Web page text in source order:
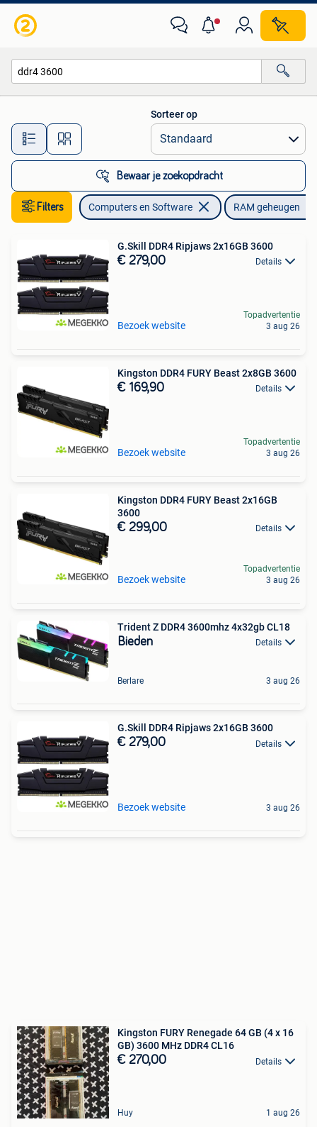
Alle afstanden…
Sorteer op
Bewaar je zoekopdracht
Filters Computers en Software RAM geheugen
G.Skill DDR4 Ripjaws 2x16GB 3600
€ 279,00 Details
Bezoek website
Topadvertentie
3 aug 26
Kingston DDR4 FURY Beast 2x8GB 3600
€ 169,90 Details
Bezoek website
Topadvertentie
3 aug 26
Kingston DDR4 FURY Beast 2x16GB
3600
€ 299,00 Details
Bezoek website
Topadvertentie
3 aug 26
Trident Z DDR4 3600mhz 4x32gb CL18
Bieden Details
Berlare 3 aug 26
G.Skill DDR4 Ripjaws 2x16GB 3600
€ 279,00 Details
Bezoek website 3 aug 26
Kingston FURY Renegade 64 GB (4 x 16
GB) 3600 MHz DDR4 CL16
€ 270,00 Details
Huy 1 aug 26